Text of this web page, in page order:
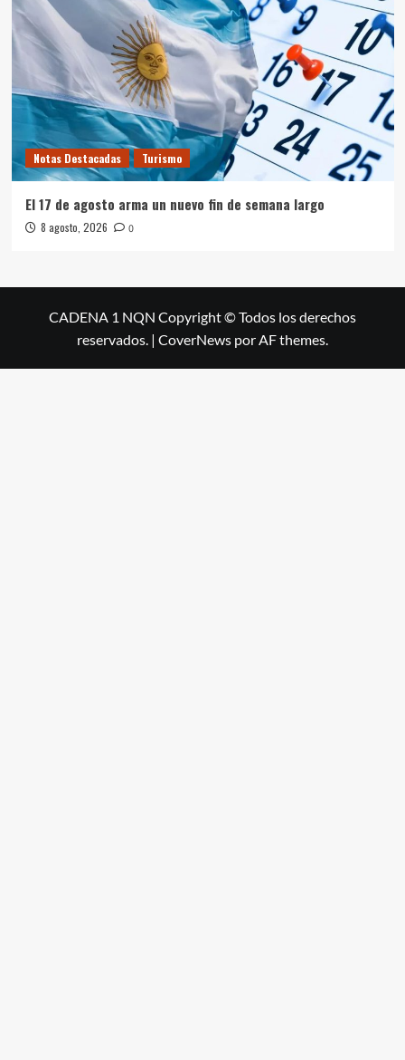
Notas Destacadas Turismo
El 17 de agosto arma un nuevo fin de semana largo
8 agosto, 2026 0
CADENA 1 NQN Copyright © Todos los derechos
reservados. | CoverNews por AF themes.